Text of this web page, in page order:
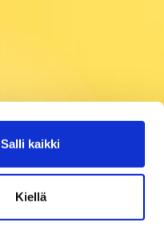
Salli kaikki
Kiellä